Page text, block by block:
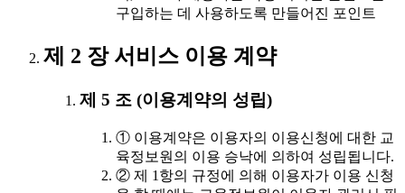
구입하는 데 사용하도록 만들어진 포인트
제 2 장 서비스 이용 계약
제 5 조 (이용계약의 성립)
① 이용계약은 이용자의 이용신청에 대한 교
육정보원의 이용 승낙에 의하여 성립됩니다.
② 제 1항의 규정에 의해 이용자가 이용 신청